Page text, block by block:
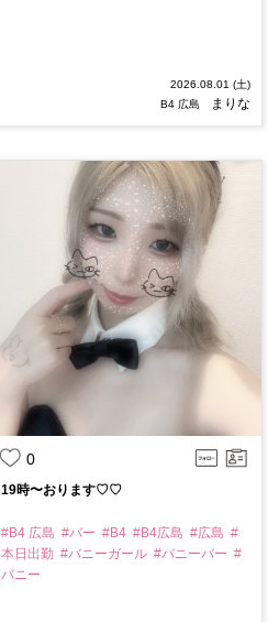
2026.08.01 (土)
B4 広島
まりな
0
19時〜おります♡♡
#B4 広島 #バー #B4 #B4広島 #広島 #
本日出勤 #バニーガール #バニーバー #
バニー